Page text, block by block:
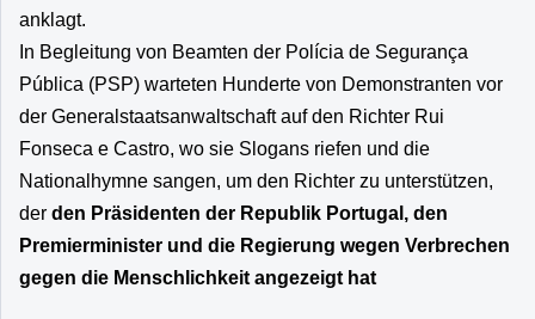
anklagt.
In Begleitung von Beamten der Polícia de Segurança
Pública (PSP) warteten Hunderte von Demonstranten vor
der Generalstaatsanwaltschaft auf den Richter Rui
Fonseca e Castro, wo sie Slogans riefen und die
Nationalhymne sangen, um den Richter zu unterstützen,
der den Präsidenten der Republik Portugal, den
Premierminister und die Regierung wegen Verbrechen
gegen die Menschlichkeit angezeigt hat